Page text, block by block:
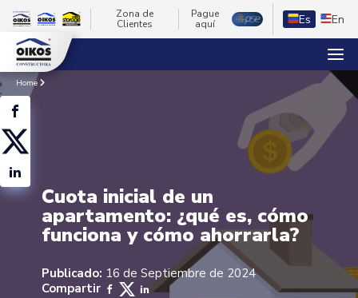
Zona de
Clientes
Pague
aquí
Es En
Home
Cuota inicial de un
apartamento: ¿qué es, cómo
funciona y cómo ahorrarla?
Publicado: 16 de Septiembre de 2024
Compartir